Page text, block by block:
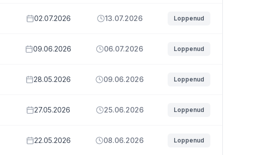
02.07.2026 13.07.2026 Loppenud
09.06.2026 06.07.2026 Loppenud
28.05.2026 09.06.2026 Loppenud
27.05.2026 25.06.2026 Loppenud
22.05.2026 08.06.2026 Loppenud